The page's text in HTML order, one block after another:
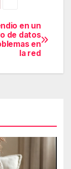
en un
de datos
en
la red